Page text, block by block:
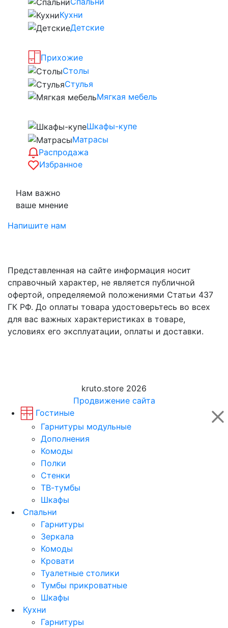
Кухни
Детские
Прихожие
Столы
Стулья
Мягкая мебель
Шкафы-купе
Матрасы
Распродажа
Избранное
Нам важно
ваше мнение
Напишите нам
Представленная на сайте информация носит
справочный характер, не является публичной
офертой, определяемой положениями Статьи 437
ГК РФ. До оплаты товара удостоверьтесь во всех
для вас важных характеристиках в товаре,
условиях его эксплуатации, оплаты и доставки.
kruto.store 2026
Продвижение сайта
Гостиные
Гарнитуры модульные
Дополнения
Комоды
Полки
Стенки
ТВ-тумбы
Шкафы
Спальни
Гарнитуры
Зеркала
Комоды
Кровати
Туалетные столики
Тумбы прикроватные
Шкафы
Кухни
Гарнитуры